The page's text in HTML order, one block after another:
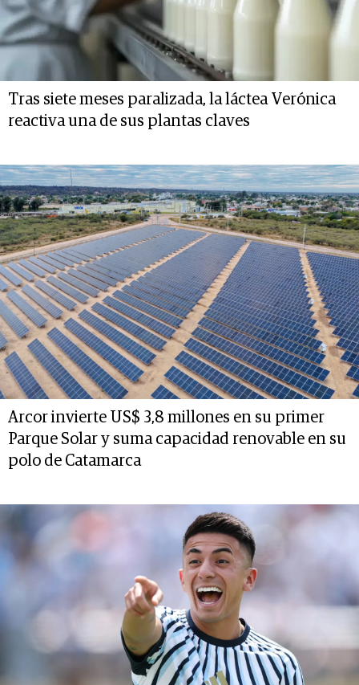
Tras siete meses paralizada, la láctea Verónica
reactiva una de sus plantas claves
Arcor invierte US$ 3,8 millones en su primer
Parque Solar y suma capacidad renovable en su
polo de Catamarca